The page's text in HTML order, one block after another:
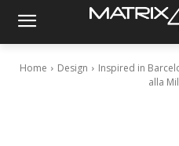
Home Design
Inspired in
alla